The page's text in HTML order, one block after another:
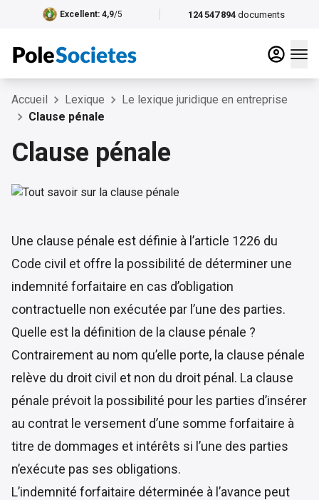
124 547 894 documents
Excellent: 4,9/5
Accueil Lexique
Le lexique juridique en entreprise
Clause pénale
Clause pénale
Une clause pénale est définie à l’article 1226 du
Code civil et offre la possibilité de déterminer une
indemnité forfaitaire en cas d’obligation
contractuelle non exécutée par l’une des parties.
Quelle est la définition de la clause pénale ?
Contrairement au nom qu’elle porte, la clause pénale
relève du droit civil et non du droit pénal. La clause
pénale prévoit la possibilité pour les parties d’insérer
au contrat le versement d’une somme forfaitaire à
titre de dommages et intérêts si l’une des parties
n’exécute pas ses obligations.
L’indemnité forfaitaire déterminée à l’avance peut